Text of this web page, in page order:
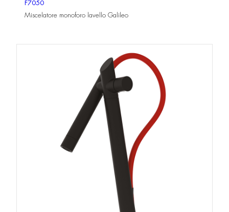
F7050
Miscelatore monoforo lavello Galileo